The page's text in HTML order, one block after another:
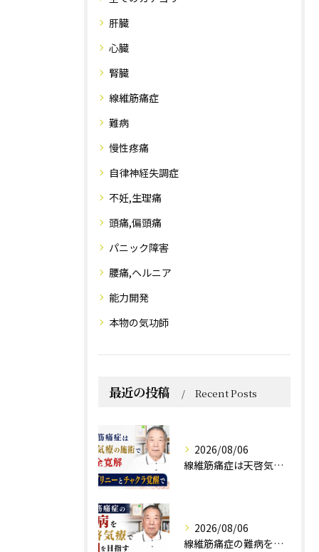
肝臓
心臓
腎臓
線維筋痛症
難病
慢性疼痛
自律神経失調症
不妊,生理痛
頭痛,偏頭痛
パニック障害
腰痛,ヘルニア
能力開発
本物の気功師
最近の投稿 Recent Posts
2026/08/06
線維筋痛症は天啓気療の施術で完全寛解 クンダリニーとチャクラ覚醒で
2026/08/06
線維筋痛症の難病を天啓気療で寛解を目指すチャクラ覚醒の実践法